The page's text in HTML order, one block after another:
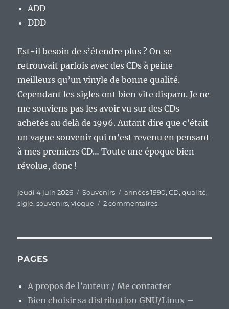
ADD
DDD
Est-il besoin de s’étendre plus ? On se
retrouvait parfois avec des CDs à peine
meilleurs qu’un vinyle de bonne qualité.
Cependant les sigles ont bien vite disparu. Je ne
me souviens pas les avoir vu sur des CDs
achetés au delà de 1996. Autant dire que c’était
un vague souvenir qui m’est revenu en pensant
à mes premiers CD… Toute une époque bien
révolue, donc !
Publié
le
jeudi 4 juin 2026 Catégories
Souvenirs Étiquettes
années 1990,CD,qualité,
sigle,souvenirs,vioque 2 commentairessur
ADD
et
PAGES
A propos de l’auteur / Me contacter
Bien choisir sa distribution GNU/Linux –